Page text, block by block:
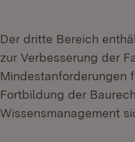
Der dritte Bereich
zur Verbesserung der
Mindestanforderungen
Fortbildung der
Wissensmanagement